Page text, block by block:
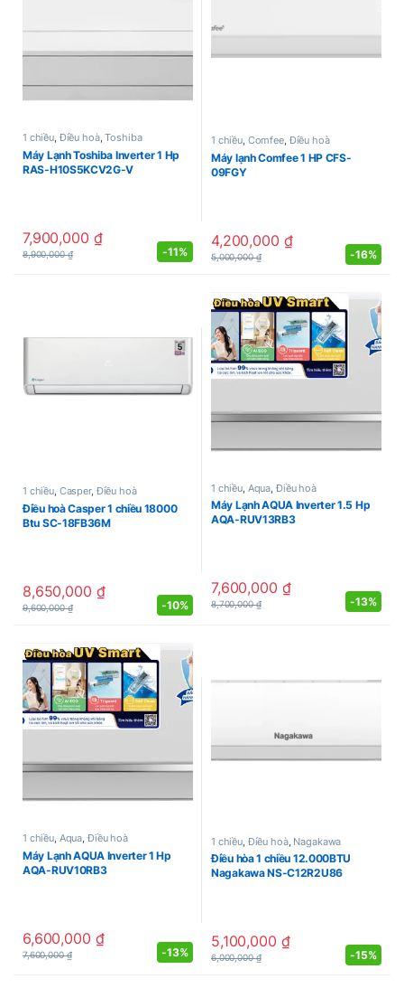
1 chiều, Điều hoà,Toshiba
Máy Lạnh Toshiba Inverter 1 Hp
RAS-H10S5KCV2G-V
7,900,000 ₫
8,900,000₫ -11%
1 chiều, Comfee, Điều hoà
Máy lạnh Comfee 1 HP CFS-
09FGY
4,200,000 ₫
5,000,000₫ -16%
1 chiều Casper, Điều hoà
Điều hoà Casper 1 chiều 18000
Btu SC-18FB36M
8,650,000 ₫
9,600,000₫ -10%
1 chiều Aqua Điều hoà
Máy Lạnh AQUA Inverter 1.5 Hp
AQA-RUV13RB3
7,600,000 ₫
8,700,000₫ -13%
1 chiều, Aqua, Điều hoà
Máy Lạnh AQUA Inverter 1 Hp
AQA-RUV10RB3
6,600,000 ₫
7,600,000₫ -13%
1 chiều Điều hoà, Nagakawa
Điều hòa 1 chiều 12.000BTU
Nagakawa NS-C12R2U86
5,100,000 ₫
6,000,000₫ -15%